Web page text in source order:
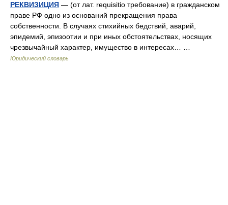
РЕКВИЗИЦИЯ — (от лат. requisitio требование) в гражданском
праве РФ одно из оснований прекращения права
собственности. В случаях стихийных бедствий, аварий,
эпидемий, эпизоотии и при иных обстоятельствах, носящих
чрезвычайный характер, имущество в интересах… …
Юридический словарь